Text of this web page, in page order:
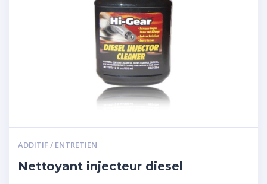
ADDITIF / ENTRETIEN
Nettoyant injecteur diesel